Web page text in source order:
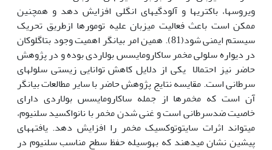
ویروس‏ها، باکتری‏ها و آلودگی‏های انگلی افزایش دهد و هم‏چنین
ممکن است باعث فعالیت میزبان علیه تومورها ازطریق تحریک
سیستم ایمنی شود(81). همین امر بیان‏گر اهمیت وجود بتاگلوکان
در دیواره سلولی مخمر ساکارومایسس بولاردی بوده و در پژوهش
حاضر نیز احتمالا یکی از دلایل کاهش توانایی زیستی سلول‏های
سرطانی است. مقایسه نتایج پژوهش حاضر با سایر مطالعات بیان‏گر
آن است که مخمرها از جمله ساکارومایسس بولاردی دارای
خاصیت ضدسرطانی است و غنی شدن مخمر با نانواکسید سلنیوم،
می‏تواند اثرات سایتوتوکسیک مخمر را افزایش دهد. یافته­های
پیشین نشان می­دهند که به‏وسیله حفظ سطح مناسب سلنیوم در